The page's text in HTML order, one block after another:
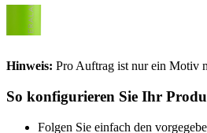
Hinweis: Pro Auftrag ist nur ein Motiv
So konfigurieren Sie Ihr
Folgen Sie einfach den